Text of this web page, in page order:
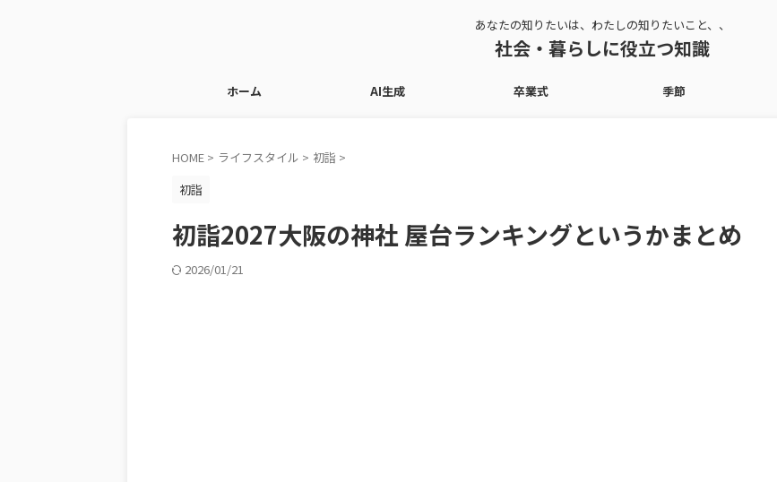
あなたの知りたいは、わたしの知りたいこと、、
社会・暮らしに役立つ知識
ホーム AI生成 卒業式 季節
HOME > ライフスタイル > 初詣 >
初詣
初詣2027大阪の神社 屋台ランキングというかまとめ
2026/01/21